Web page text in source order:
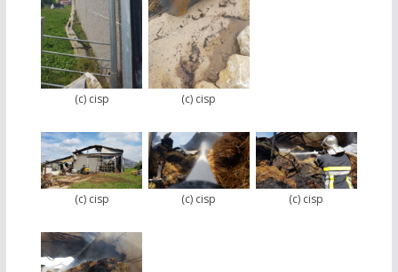
(c) cisp (c) cisp
(c) cisp (c) cisp (c) cisp